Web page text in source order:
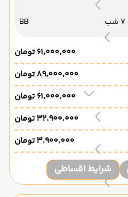
7 شب BB
۶۱٬۰۰۰٬۰۰۰ تومان
۸۹٬۰۰۰٬۰۰۰ تومان
۶۱٬۰۰۰٬۰۰۰ تومان
۳۲٬۹۰۰٬۰۰۰ تومان
۳٬۹۰۰٬۰۰۰ تومان
شرایط اقساطی